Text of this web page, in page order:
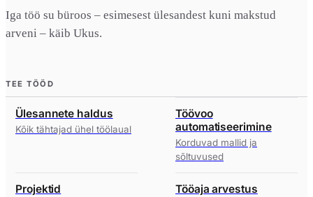
Iga töö su büroos – esimesest ülesandest kuni makstud
arveni – käib Ukus.
TEE TÖÖD
Ülesannete haldus
Kõik tähtajad ühel töölaual
Töövoo
automatiseerimine
Korduvad mallid ja
sõltuvused
Projektid Tööaja arvestus